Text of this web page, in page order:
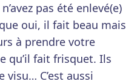
pas été enlevé(e)
oui, il fait beau mais
à prendre votre
qu’il fait frisquet. Ils
C’est aussi